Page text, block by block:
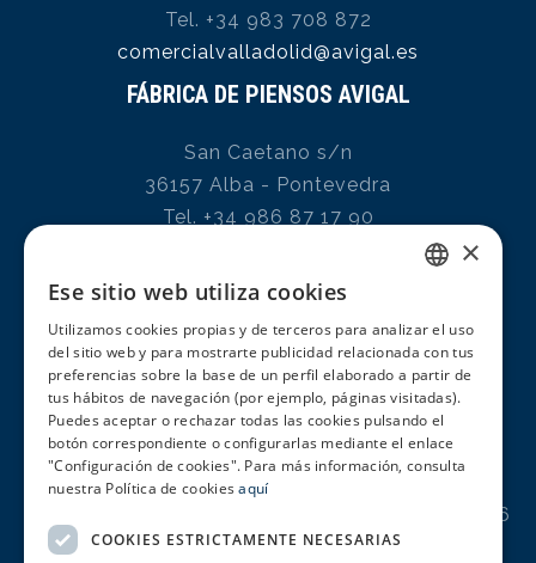
Tel. +34 983 708 872
comercialvalladolid@avigal.es
FÁBRICA DE PIENSOS AVIGAL
San Caetano s/n
36157 Alba - Pontevedra
Tel. +34 986 87 17 90
36630 Cambados (Pontevedra)
Tel. +34 986 833 100
avigal@avigal.es
AVIGAL CELANOVA
Parque Empresarial de Celanova – Parcela 23-26
32800 Celanova (Ourense)
ENGLISH
PORTUGUESE
×
Ese sitio web utiliza cookies
Utilizamos cookies propias y de terceros para analizar el uso
del sitio web y para mostrarte publicidad relacionada con tus
preferencias sobre la base de un perfil elaborado a partir de
tus hábitos de navegación (por ejemplo, páginas visitadas).
Puedes aceptar o rechazar todas las cookies pulsando el
botón correspondiente o configurarlas mediante el enlace
"Configuración de cookies". Para más información, consulta
nuestra Política de cookies aquí
COOKIES ESTRICTAMENTE NECESARIAS